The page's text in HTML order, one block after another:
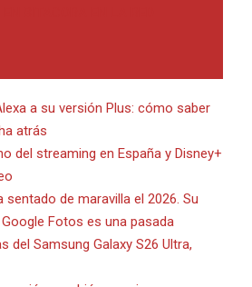
a su versión Plus: cómo saber
atrás
del streaming en España y Disney+
de maravilla el 2026. Su
Fotos es una pasada
del Samsung Galaxy S26 Ultra,